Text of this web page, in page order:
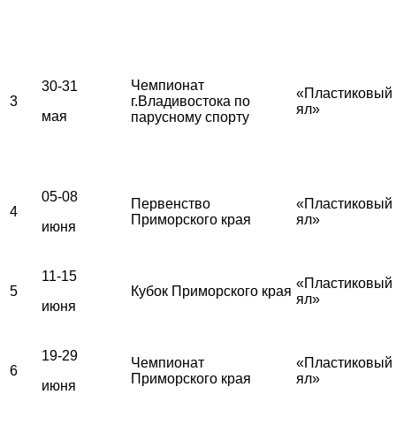
3
30-31
мая
Чемпионат
г.Владивостока по
парусному спорту
«Пластиковый
ял»
4
05-08
июня
Первенство
Приморского края
«Пластиковый
ял»
5
11-15
июня
Кубок Приморского края
«Пластиковый
ял»
6
19-29
июня
Чемпионат
Приморского края
«Пластиковый
ял»